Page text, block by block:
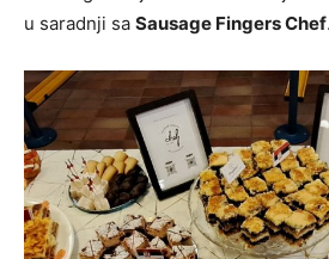
u saradnji sa Sausage Fingers Chef.